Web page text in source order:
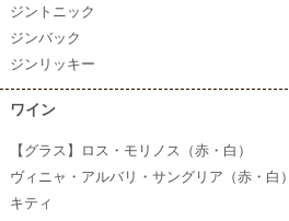
ジントニック
ジンバック
ジンリッキー
ワイン
【グラス】ロス・モリノス（赤・白）
ヴィニャ・アルバリ・サングリア（赤・白）
キティ